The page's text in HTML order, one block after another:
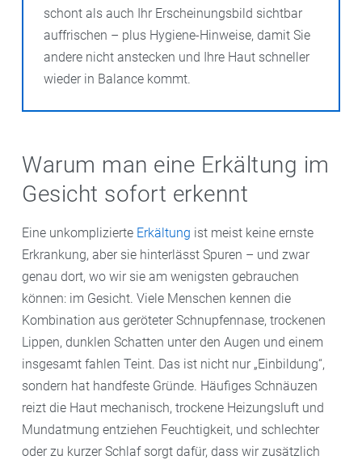
schont als auch Ihr Erscheinungsbild sichtbar
auffrischen – plus Hygiene-Hinweise, damit Sie
andere nicht anstecken und Ihre Haut schneller
wieder in Balance kommt.
Warum man eine Erkältung im
Gesicht sofort erkennt
Eine unkomplizierte Erkältung ist meist keine ernste
Erkrankung, aber sie hinterlässt Spuren – und zwar
genau dort, wo wir sie am wenigsten gebrauchen
können: im Gesicht. Viele Menschen kennen die
Kombination aus geröteter Schnupfennase, trockenen
Lippen, dunklen Schatten unter den Augen und einem
insgesamt fahlen Teint. Das ist nicht nur „Einbildung“,
sondern hat handfeste Gründe. Häufiges Schnäuzen
reizt die Haut mechanisch, trockene Heizungsluft und
Mundatmung entziehen Feuchtigkeit, und schlechter
oder zu kurzer Schlaf sorgt dafür, dass wir zusätzlich